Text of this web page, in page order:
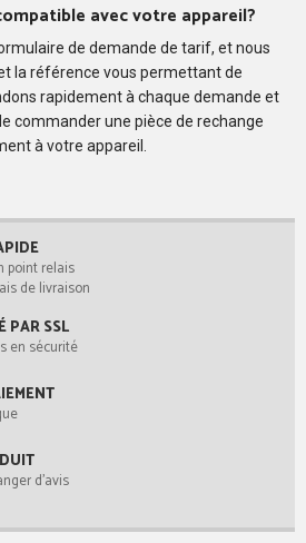
avec votre appareil?
de demande de tarif, et nous
la référence vous permettant de
rapidement à chaque demande et
commander une pièce de rechange
à votre appareil.
point relais
de livraison
PAR SSL
en sécurité
d'avis